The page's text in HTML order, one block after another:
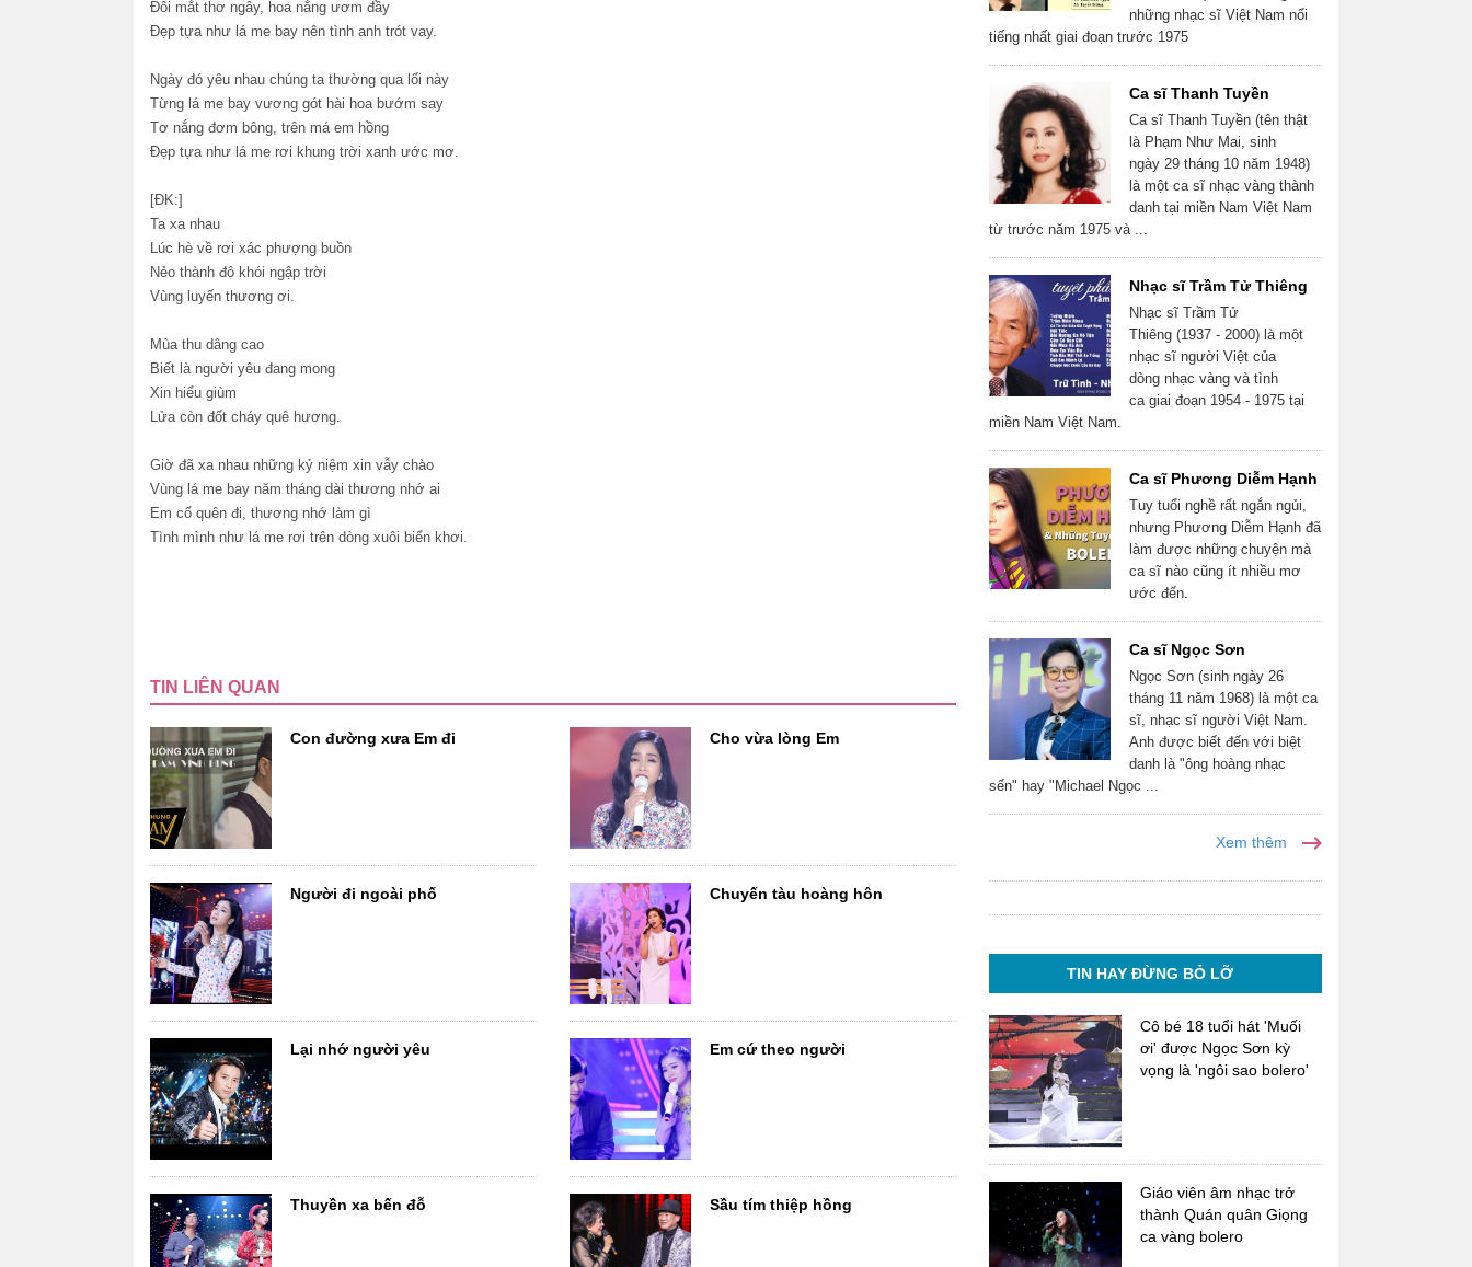
Đôi mắt thơ ngây, hoa nắng ươm đầy
Đẹp tựa như lá me bay nên tình anh trót vay.
Ngày đó yêu nhau chúng ta thường qua lối này
Từng lá me bay vương gót hài hoa bướm say
Tơ nắng đơm bông, trên má em hồng
Đẹp tựa như lá me rơi khung trời xanh ước mơ.
[ĐK:]
Ta xa nhau
Lúc hè về rơi xác phượng buồn
Nẻo thành đô khói ngập trời
Vùng luyến thương ơi.
Mùa thu dâng cao
Biết là người yêu đang mong
Xin hiểu giùm
Lửa còn đốt cháy quê hương.
Giờ đã xa nhau những kỷ niệm xin vẫy chào
Vùng lá me bay năm tháng dài thương nhớ ai
Em cố quên đi, thương nhớ làm gì
Tình mình như lá me rơi trên dòng xuôi biển khơi.
TIN LIÊN QUAN
Con đường xưa Em đi Cho vừa lòng Em
Người đi ngoài phố Chuyến tàu hoàng hôn
Lại nhớ người yêu Em cứ theo người
Thuyền xa bến đỗ Sầu tím thiệp hồng
những nhạc sĩ Việt Nam nổi
tiếng nhất giai đoạn trước 1975
Ca sĩ Thanh Tuyền
Ca sĩ Thanh Tuyền (tên thật
là Phạm Như Mai, sinh
ngày 29 tháng 10 năm 1948)
là một ca sĩ nhạc vàng thành
danh tại miền Nam Việt Nam
từ trước năm 1975 và ...
Nhạc sĩ Trầm Tử Thiêng
Nhạc sĩ Trầm Tử
Thiêng (1937 - 2000) là một
nhạc sĩ người Việt của
dòng nhạc vàng và tình
ca giai đoạn 1954 - 1975 tại
miền Nam Việt Nam.
Ca sĩ Phương Diễm Hạnh
Tuy tuổi nghề rất ngắn ngủi,
nhưng Phương Diễm Hạnh đã
làm được những chuyện mà
ca sĩ nào cũng ít nhiều mơ
ước đến.
Ca sĩ Ngọc Sơn
Ngọc Sơn (sinh ngày 26
tháng 11 năm 1968) là một ca
sĩ, nhạc sĩ người Việt Nam.
Anh được biết đến với biệt
danh là "ông hoàng nhạc
sến" hay "Michael Ngọc ...
Xem thêm
TIN HAY ĐỪNG BỎ LỠ
Cô bé 18 tuổi hát 'Muối
ơi' được Ngọc Sơn kỳ
vọng là 'ngôi sao bolero'
Giáo viên âm nhạc trở
thành Quán quân Giọng
ca vàng bolero